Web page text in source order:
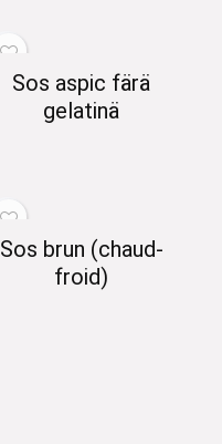
Sos aspic färä
gelatinä
Sos brun (chaud-
froid)